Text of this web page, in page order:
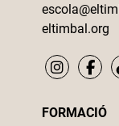
eltimbal.org
FORMACIÓ